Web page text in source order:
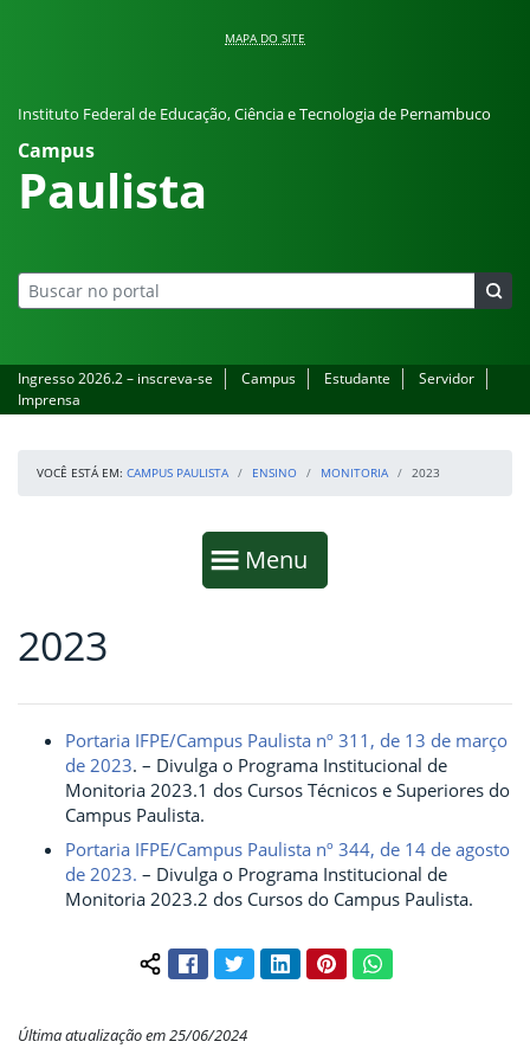
MAPA DO SITE
Instituto Federal de Educação, Ciência e Tecnologia de Pernambuco
Campus
Paulista
Ingresso 2026.2 – inscreva-se Campus Estudante
Servidor
Imprensa
VOCÊ ESTÁ EM: CAMPUS PAULISTA ENSINO MONITORIA 2023
Mostrar
Menu
Fim da navegação
Início do conteúdo
2023
Portaria IFPE/Campus Paulista nº 311, de 13 de março
de 2023. – Divulga o Programa Institucional de
Monitoria 2023.1 dos Cursos Técnicos e Superiores do
Campus Paulista.
Portaria IFPE/Campus Paulista nº 344, de 14 de agosto
de 2023. – Divulga o Programa Institucional de
Monitoria 2023.2 dos Cursos do Campus Paulista.
Compartilhar conteúdo:
FacebookTwitterLinkedInPinterestWhatsApp
Última atualização em 25/06/2024